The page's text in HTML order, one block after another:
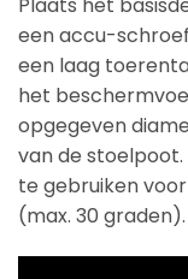
Plaats het
een accu-
een laag
het
opgegeven
van de stoelpoot.
te gebruiken
(max. 30 graden).